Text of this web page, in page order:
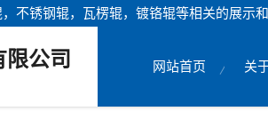
，不锈钢辊，瓦楞辊，镀铬辊等相关的展示
公司 网站首页 关